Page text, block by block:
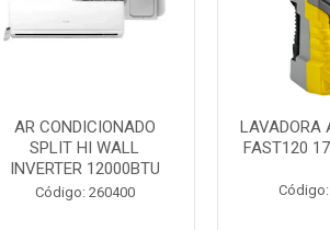
AR CONDICIONADO
SPLIT HI WALL
INVERTER 12000BTU
Código: 260400
LAVADORA
FAST120